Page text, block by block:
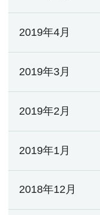
2019年4月
2019年3月
2019年2月
2019年1月
2018年12月